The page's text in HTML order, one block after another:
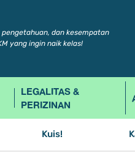
dan kesempatan
yang ingin naik kelas!
LEGALITAS &
PERIZINAN
Kuis!